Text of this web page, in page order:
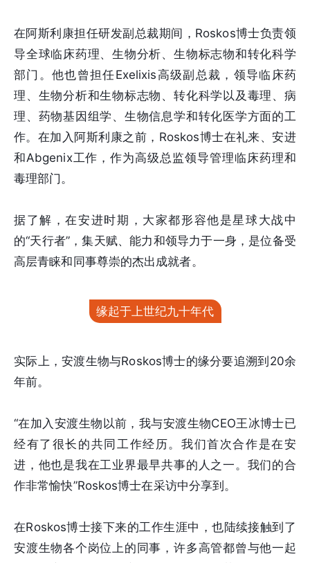
在阿斯利康担任研发副总裁期间，Roskos博士负责领
导全球临床药理、生物分析、生物标志物和转化科学
部门。他也曾担任Exelixis高级副总裁，领导临床药
理、生物分析和生物标志物、转化科学以及毒理、病
理、药物基因组学、生物信息学和转化医学方面的工
作。在加入阿斯利康之前，Roskos博士在礼来、安进
和Abgenix工作，作为高级总监领导管理临床药理和
毒理部门。
据了解，在安进时期，大家都形容他是星球大战中
的“天行者”，集天赋、能力和领导力于一身，是位备受
高层青睐和同事尊崇的杰出成就者。
缘起于上世纪九十年代
实际上，安渡生物与Roskos博士的缘分要追溯到20余
年前。
“在加入安渡生物以前，我与安渡生物CEO王冰博士已
经有了很长的共同工作经历。我们首次合作是在安
进，他也是我在工业界最早共事的人之一。我们的合
作非常愉快”Roskos博士在采访中分享到。
在Roskos博士接下来的工作生涯中，也陆续接触到了
安渡生物各个岗位上的同事，许多高管都曾与他一起